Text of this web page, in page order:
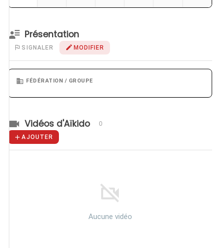
Présentation
SIGNALER MODIFIER
FÉDÉRATION / GROUPE
Vidéos d'Aïkido 0
AJOUTER
Aucune vidéo